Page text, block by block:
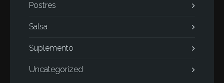
Postres
Salsa
Suplemento
Uncategorized